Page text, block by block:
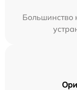
Большинство